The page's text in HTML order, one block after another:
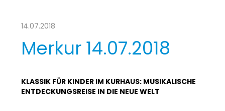
14.07.2018
Merkur 14.07.2018
KLASSIK FÜR KINDER IM KURHAUS: MUSIKALISCHE
ENTDECKUNGSREISE IN DIE NEUE WELT